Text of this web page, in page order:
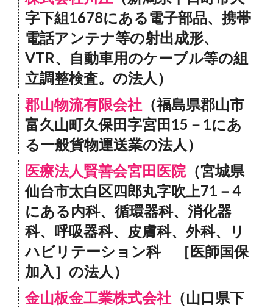
字下組1678にある電子部品、携帯
電話アンテナ等の射出成形、
VTR、自動車用のケーブル等の組
立調整検査。の法人）
郡山物流有限会社 （福島県郡山市
富久山町久保田字宮田15－1にあ
る一般貨物運送業の法人）
医療法人賢善会宮田医院（宮城県
仙台市太白区四郎丸字吹上71－4
にある内科、循環器科、消化器
科、呼吸器科、皮膚科、外科、リ
ハビリテーション科 ［医師国保
加入］の法人）
金山板金工業株式会社 （山口県下